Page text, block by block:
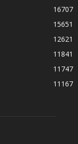
16707
15651
12621
11841
11747
11167